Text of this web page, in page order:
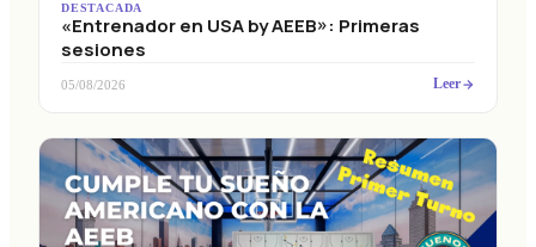
DESTACADA
«Entrenador en USA by AEEB»: Primeras
sesiones
05/08/2026 Leer